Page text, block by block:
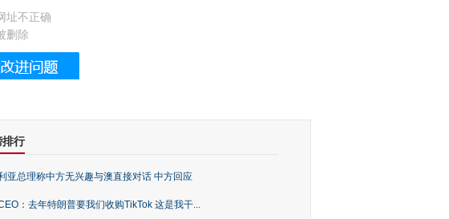
3.2米的长卷，还原了600岁的紫禁城
址不正确
删除
排行
亚总理称中方无兴趣与澳直接对话 中方回应
：去年特朗普要我们收购TikTok 这是我干...